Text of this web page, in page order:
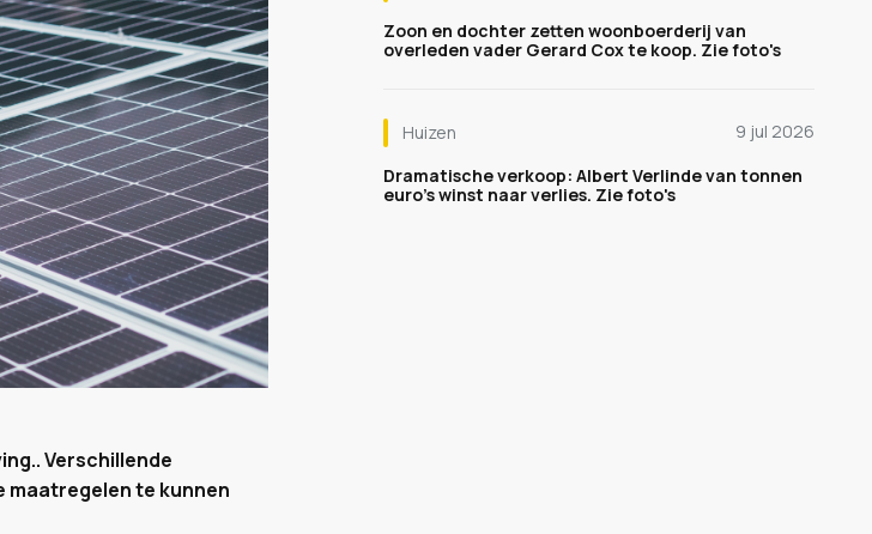
Verschillende
maatregelen te kunnen
Zoon en dochter zetten woonboerderij van
overleden vader Gerard Cox te koop. Zie foto's
Huizen
9 jul 2026
Dramatische verkoop: Albert Verlinde van tonnen
euro's winst naar verlies. Zie foto's